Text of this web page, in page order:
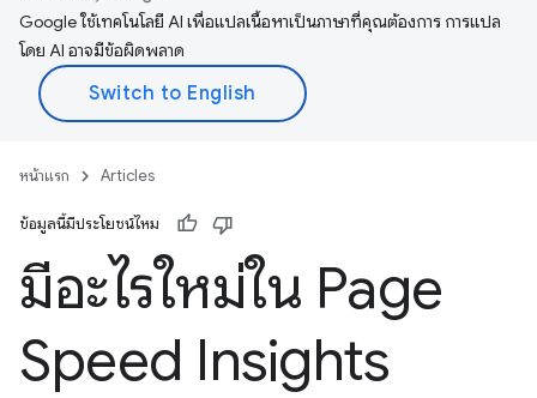
Google ใช้เทคโนโลยี AI เพื่อแปลเนื้อหาเป็นภาษาที่คุณต้องการ การแปล
โดย AI อาจมีข้อผิดพลาด
หน้าแรก Articles
ข้อมูลนี้มีประโยชน์ไหม
มีอะไรใหม่ใน Page
Speed Insights